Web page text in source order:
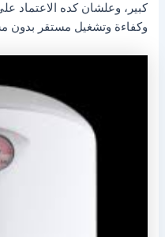
كبير، وعلشان كده الاعتماد
وكفاءة وتشغيل مستقر بدون